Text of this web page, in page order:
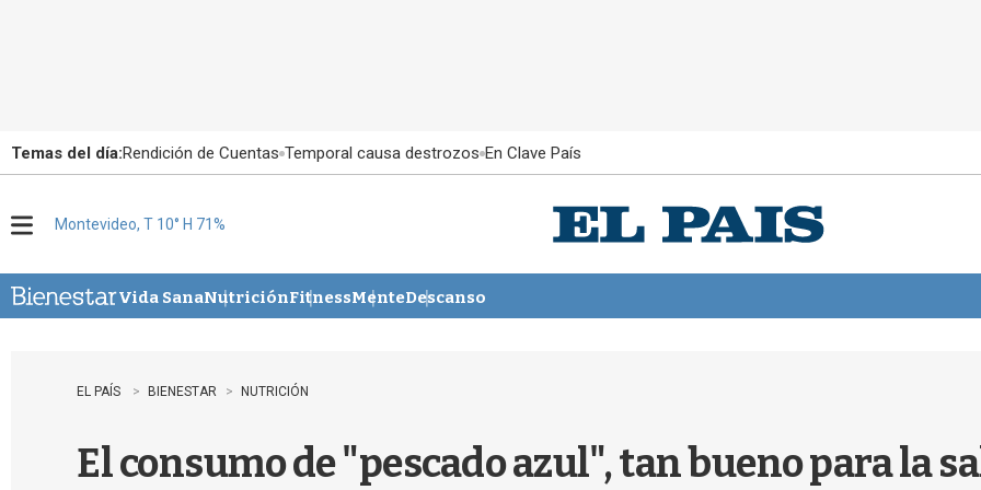
Temas del día:Rendición de Cuentas Temporal causa destrozos En Clave País
u
Montevideo, T 10° H 71%
Vida SanaNutriciónFitnessMenteDescanso
EL PAÍS BIENESTAR NUTRICIÓN
El consumo de "pescado azul", tan bueno para la